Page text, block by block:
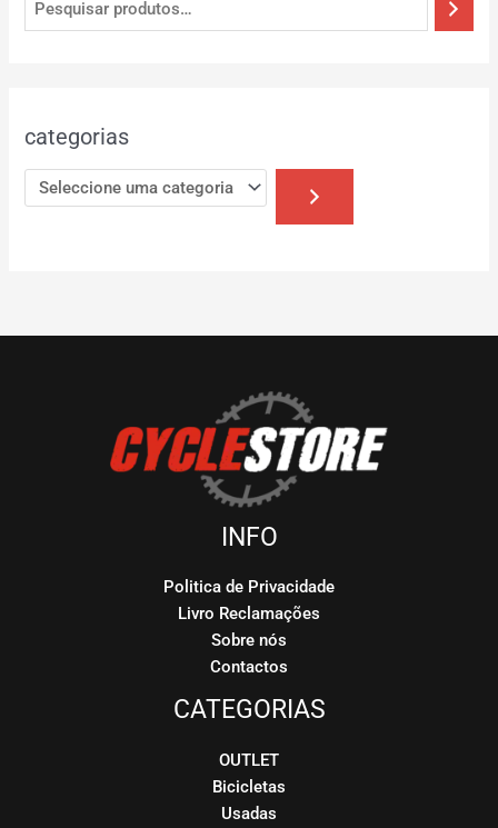
categorias
INFO
Politica de Privacidade
Livro Reclamações
Sobre nós
Contactos
CATEGORIAS
OUTLET
Bicicletas
Usadas